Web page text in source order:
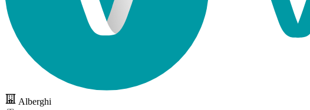
Alberghi